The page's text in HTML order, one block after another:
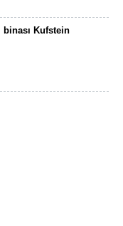
binası Kufstein